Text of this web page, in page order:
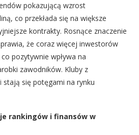
pokazującą wzrost
co przekłada się na większe
kontrakty. Rosnące znaczenie
że coraz więcej inwestorów
pozytywnie wpływa na
zawodników. Kluby z
stają się potęgami na rynku
rankingów i finansów w